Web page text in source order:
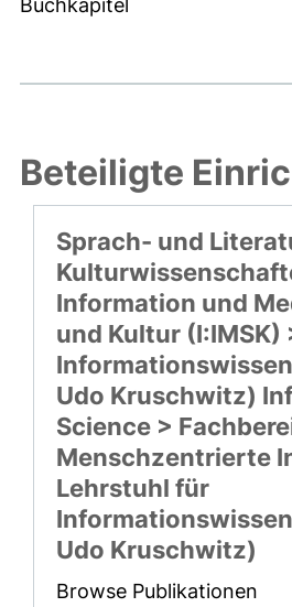
Buchkapitel
Beteiligte
Sprach- und
Information und
und Kultur
Udo Kruschwitz)
Science >
Menschzentrierte
Lehrstuhl für
Udo Kruschwitz)
Browse Publikationen